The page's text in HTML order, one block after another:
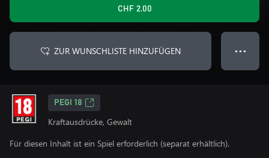
CHF 2.00
ZUR WUNSCHLISTE HINZUFÜGEN ● ● ●
PEGI 18
Kraftausdrücke, Gewalt
Für diesen Inhalt ist ein Spiel erforderlich (separat erhältlich).